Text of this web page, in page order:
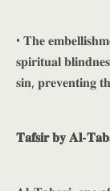
• 𝐓𝐡𝐞
𝐬𝐩𝐢𝐫𝐢𝐭𝐮𝐚𝐥
𝐬𝐢𝐧, 𝐩𝐫𝐞𝐯𝐞𝐧𝐭𝐢𝐧𝐠
𝐓𝐚𝐟𝐬𝐢𝐫 𝐛𝐲 𝐀𝐥-